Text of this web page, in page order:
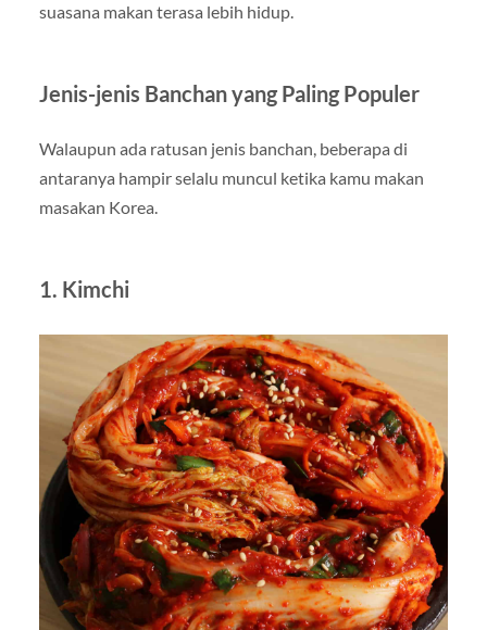
suasana makan terasa lebih hidup.
Jenis-jenis Banchan yang Paling Populer
Walaupun ada ratusan jenis banchan, beberapa di
antaranya hampir selalu muncul ketika kamu makan
masakan Korea.
1. Kimchi